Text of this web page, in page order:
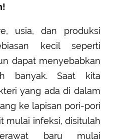
usia, dan produksi
kecil seperti
dapat menyebabkan
banyak. Saat kita
yang ada di dalam
ke lapisan pori-pori
mulai infeksi, disitulah
baru mulai